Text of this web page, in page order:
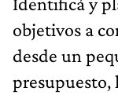
objetivos a
desde un
presupuesto,